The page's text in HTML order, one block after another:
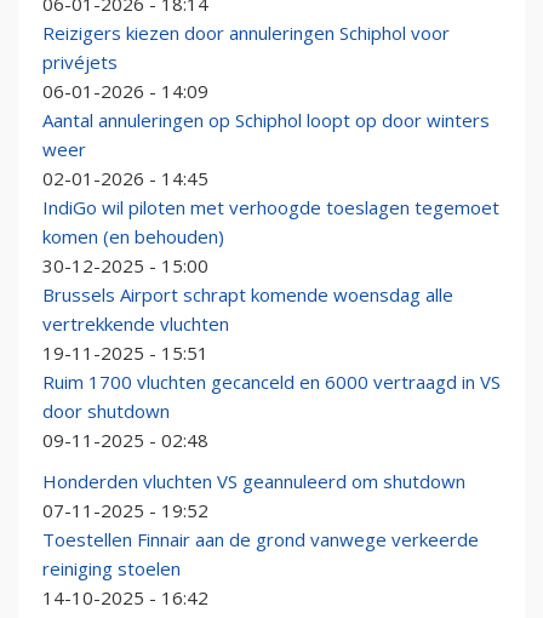
Reizigers kiezen door annuleringen Schiphol voor
privéjets
06-01-2026 - 14:09
Aantal annuleringen op Schiphol loopt op door winters
weer
02-01-2026 - 14:45
IndiGo wil piloten met verhoogde toeslagen tegemoet
komen (en behouden)
30-12-2025 - 15:00
Brussels Airport schrapt komende woensdag alle
vertrekkende vluchten
19-11-2025 - 15:51
Ruim 1700 vluchten gecanceld en 6000 vertraagd in VS
door shutdown
09-11-2025 - 02:48
Honderden vluchten VS geannuleerd om shutdown
07-11-2025 - 19:52
Toestellen Finnair aan de grond vanwege verkeerde
reiniging stoelen
14-10-2025 - 16:42